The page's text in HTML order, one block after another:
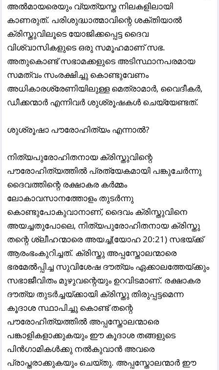
അൽമായരെയും വ്യത്യസ്ത നിലകളിലായി
കാണരുത്. പരിശുദ്ധാത്മാവിന്റെ ശക്തിയാൽ
ക്രിസ്തുവിലൂടെ യോജിക്കപ്പെട്ട ദൈവ
വിശ്വാസികളുടെ ഒരു സമൂഹമാണ് സഭ.
അതുകൊണ്ട് സഭാമക്കളുടെ അടിസ്ഥാനപരമായ
സമത്വം സംരക്ഷിച്ചു കൊണ്ടുവേണം
അധികാരശ്രേണിയിലുള്ള മെത്രാമാർ, വൈദീകർ,
ഡീക്കന്മാർ എന്നിവർ ശുശ്രൂഷകൾ ചെയ്യേണ്ടത്.
ശുശ്രൂഷാ പൗരോഹിത്യം എന്നാൽ?
നിത്യപുരോഹിതനായ ക്രിസ്തുവിന്റെ
പൗരോഹിത്യത്തിൽ പ്രത്യേകമായി പങ്കുചേർന്നു
ദൈവത്തിന്റെ രക്ഷാകര കർമ്മം
ലോകാവസാനത്തോളം തുടർന്നു
കൊണ്ടുപോകുവാനാണ്, ദൈവം ക്രിസ്തുവിനെ
അയച്ചതുപോലെ, നിത്യപുരോഹിതനായ ക്രിസ്തു
തന്റെ ശ്ലീഹന്മാരെ അയച്ച്(യോഹ 20:21) സഭയ്ക്ക്
ആരംഭംകുറിച്ചത്. ക്രിസ്തു അപ്പസ്തോലന്മാരെ
ഭരമേൽപ്പിച്ച സുവിശേഷ ദൗത്യം ഏക്കാലത്തേയ്ക്കും
സഭാജീവിതം മുഴുവന്റെയും ഉറവിടമാണ്. രക്ഷാകര
ദൗത്യ തുടർച്ചയ്ക്കായി ക്രിസ്തു തിരുപ്പട്ടമെന്ന
കൂദാശ സ്ഥാപിച്ചു കൊണ്ട് തന്റെ
പൗരോഹിത്യത്തിൽ അപ്പസ്തോലന്മാരെ
പങ്കാളികളാക്കുകയും ഈ കൂദാശ തങ്ങളുടെ
പിൻഗാമികൾക്കു നൽകുവാൻ അവരെ
പ്രാപ്തരാക്കുകയും ചെയ്തു. അപ്പസ്തോലന്മാർ ഈ